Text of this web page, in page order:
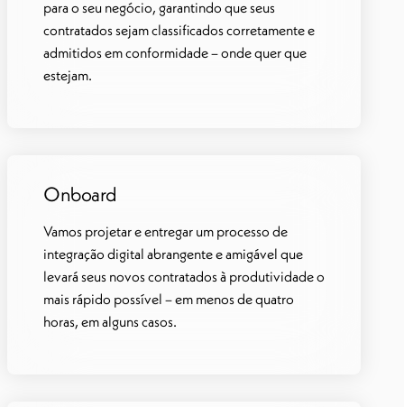
para o seu negócio, garantindo que seus
contratados sejam classificados corretamente e
admitidos em conformidade – onde quer que
estejam.
Onboard
Vamos projetar e entregar um processo de
integração digital abrangente e amigável que
levará seus novos contratados à produtividade o
mais rápido possível – em menos de quatro
horas, em alguns casos.